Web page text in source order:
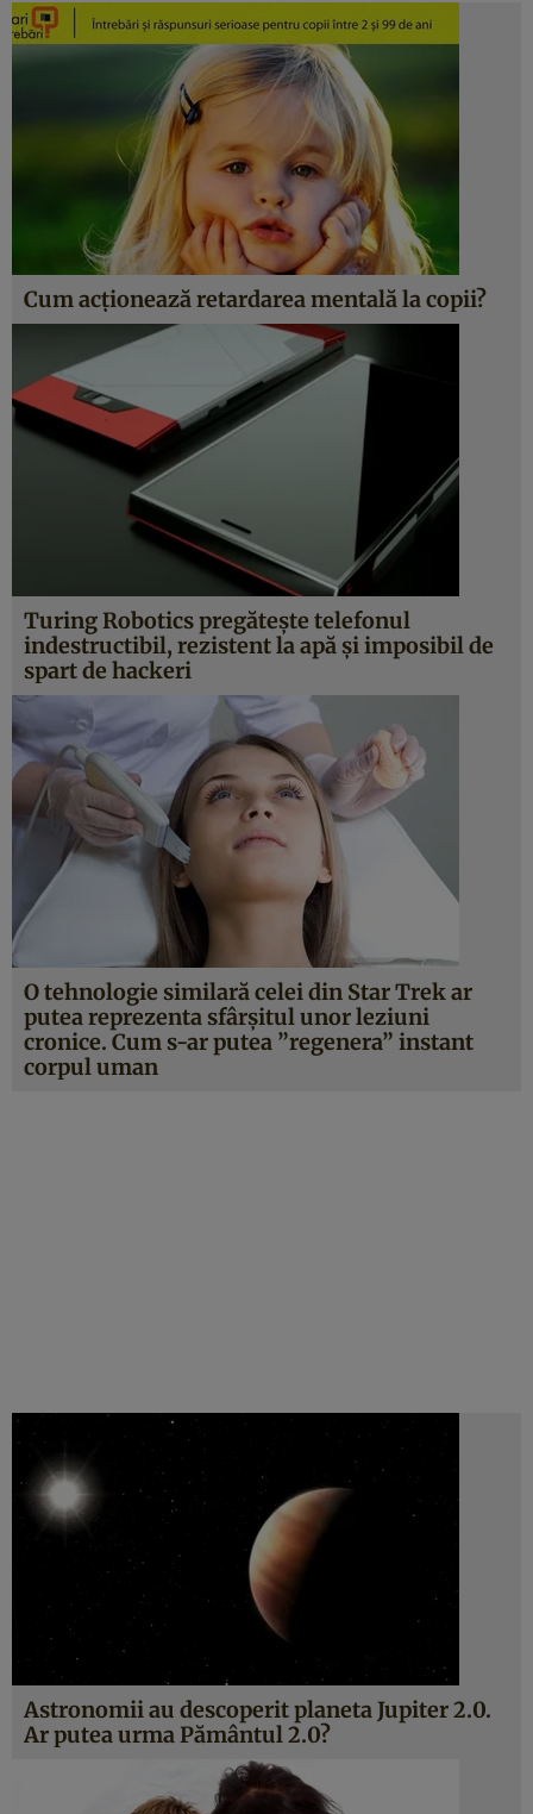
Cum acţionează retardarea mentală la copii?
Turing Robotics pregăteşte telefonul
indestructibil, rezistent la apă şi imposibil de
spart de hackeri
O tehnologie similară celei din Star Trek ar
putea reprezenta sfârşitul unor leziuni
cronice. Cum s-ar putea ”regenera” instant
corpul uman
Astronomii au descoperit planeta Jupiter 2.0.
Ar putea urma Pământul 2.0?